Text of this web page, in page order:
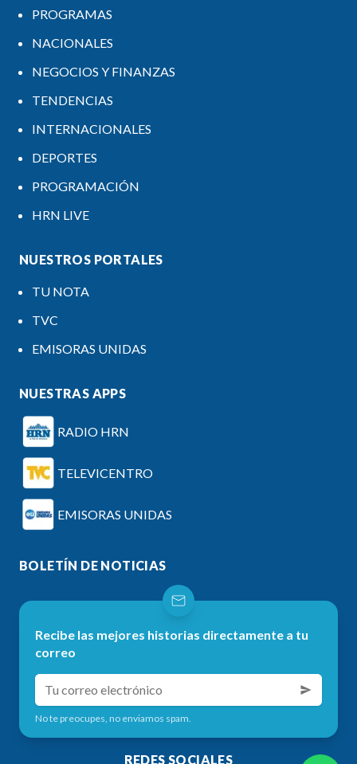
PROGRAMAS
NACIONALES
NEGOCIOS Y FINANZAS
TENDENCIAS
INTERNACIONALES
DEPORTES
PROGRAMACIÓN
HRN LIVE
NUESTROS PORTALES
TU NOTA
TVC
EMISORAS UNIDAS
NUESTRAS APPS
RADIO HRN
TELEVICENTRO
EMISORAS UNIDAS
BOLETÍN DE NOTICIAS
Recibe las mejores historias directamente a tu
correo
No te preocupes, no enviamos spam.
REDES SOCIALES